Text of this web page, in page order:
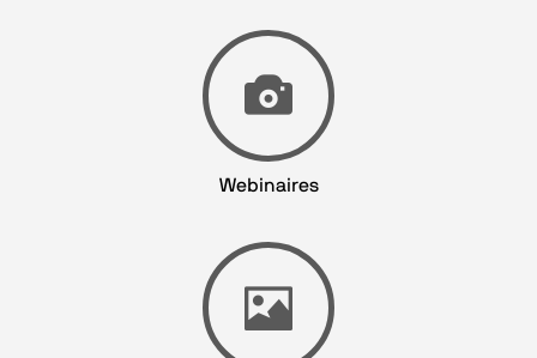
Webinaires